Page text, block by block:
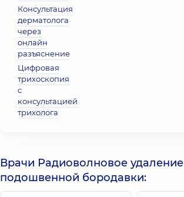
Консультация
дерматолога
через
онлайн
разъяснение
Цифровая
трихоскопия
с
консультацией
трихолога
Врачи Радиоволновое удаление
подошвенной бородавки: